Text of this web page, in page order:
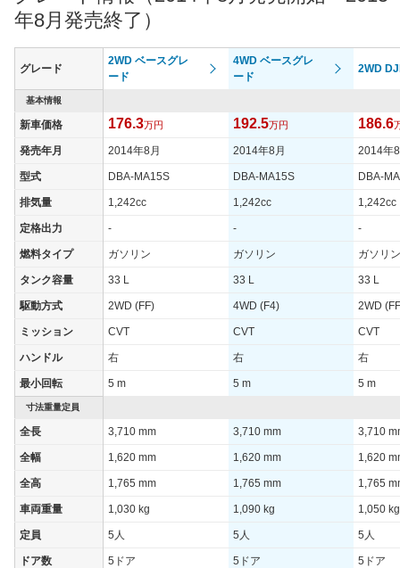
過給機 -
(前)
165/60R15 77H 165/60R15 77H 165/
タイヤサイズ
(後)
街地)
- - -
WLTCモード(郊
外)
WLTCモード(高
- - -
装備オプション
年8月発売終了）
グレード
2WD ベースグレ
ード
4WD ベースグレ
ード
2WD
基本情報
新車価格 176.3万円 192.5万円 186.6
発売年月 2014年8月 2014年8月 2014年
型式 DBA-MA15S DBA-MA15S DBA-
排気量 1,242cc 1,242cc 1,242cc
定格出力 - - -
燃料タイプ ガソリン ガソリン ガソリン
タンク容量 33 L 33 L 33 L
駆動方式 2WD (FF) 4WD (F4) 2WD
ミッション CVT CVT CVT
ハンドル 右 右 右
最小回転 5 m 5 m 5 m
寸法重量定員
全長 3,710 mm 3,710 mm 3,710
全幅 1,620 mm 1,620 mm 1,620
全高 1,765 mm 1,765 mm 1,765
車両重量 1,030 kg 1,090 kg 1,050 kg
定員 5人 5人 5人
ドア数 5ドア 5ドア 5ドア